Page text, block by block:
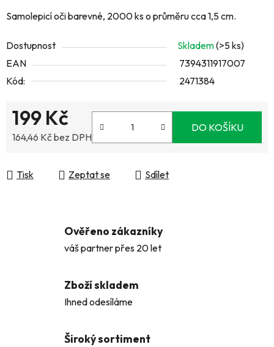
Samolepicí oči barevné, 2000 ks o průměru cca 1,5 cm.
Dostupnost Skladem(>5 ks)
EAN
7394311917007
Kód:
2471384
199 Kč
164,46 Kč bez DPH
DO KOŠÍKU
Tisk Zeptat se Sdílet
Ověřeno zákazníky
váš partner přes 20 let
Zboží skladem
Ihned odesíláme
Široký sortiment